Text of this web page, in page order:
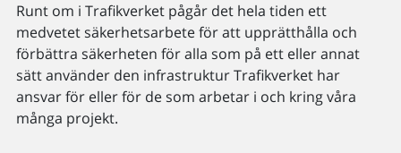
Runt om i Trafikverket pågår det hela tiden ett
medvetet säkerhetsarbete för att upprätthålla och
förbättra säkerheten för alla som på ett eller annat
sätt använder den infrastruktur Trafikverket har
ansvar för eller för de som arbetar i och kring våra
många projekt.